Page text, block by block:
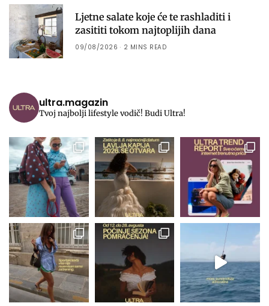
Ljetne salate koje će te rashladiti i
zasititi tokom najtoplijih dana
09/08/2026 2 MINS READ
ultra.magazin
Tvoj najbolji lifestyle vodič! Budi Ultra!